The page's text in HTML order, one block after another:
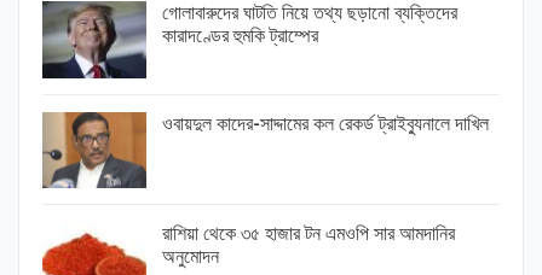
গোলাবারুদের ঘাটতি নিয়ে তথ্য ছড়ানো ব্যক্তিদের
কারাদণ্ডের হুমকি ট্রাম্পের
ওবায়দুল কাদের-সাদ্দামের কল রেকর্ড ট্রাইব্যুনালে দাখিল
রাশিয়া থেকে ৩৫ হাজার টন এমওপি সার আমদানির
অনুমোদন